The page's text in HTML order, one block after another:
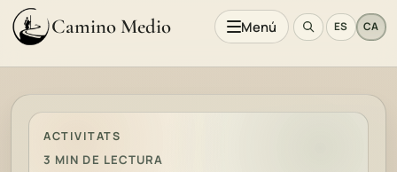
Camino Medio Menú ES CA
ACTIVITATS
3 MIN DE LECTURA